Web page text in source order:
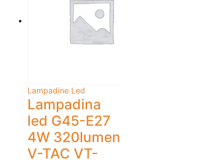
Lampadine Led
Lampadina
led G45-E27
4W 320lumen
V-TAC VT-